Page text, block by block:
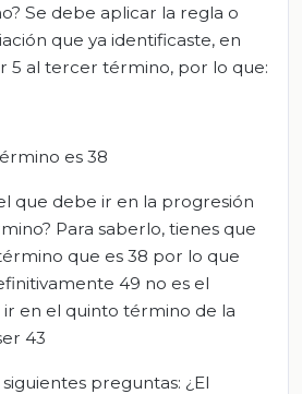
Se debe aplicar la regla o
que ya identificaste, en
5 al tercer término, por lo que:
es 38
que debe ir en la progresión
Para saberlo, tienes que
que es 38 por lo que
49 no es el
en el quinto término de la
43
preguntas: ¿El